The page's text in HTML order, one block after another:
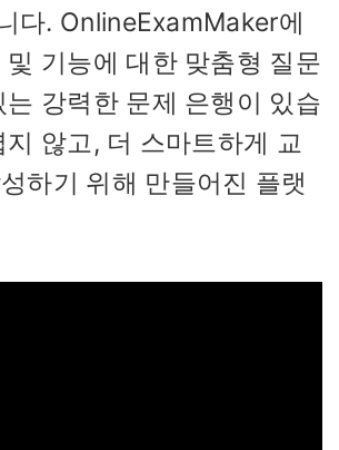
다. OnlineExamMaker에
기능에 대한 맞춤형 질문
강력한 문제 은행이 있습
지 않고, 더 스마트하게 교
하기 위해 만들어진 플랫